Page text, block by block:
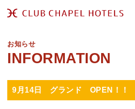
お知らせ
9月14日 グランド OPEN！！